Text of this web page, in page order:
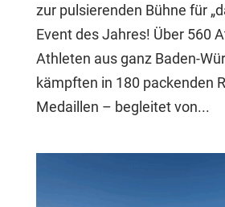
zur pulsierenden Bühne für
Event des Jahres! Über 560
Athleten aus ganz Baden-
kämpften in 180 packenden
Medaillen – begleitet von...